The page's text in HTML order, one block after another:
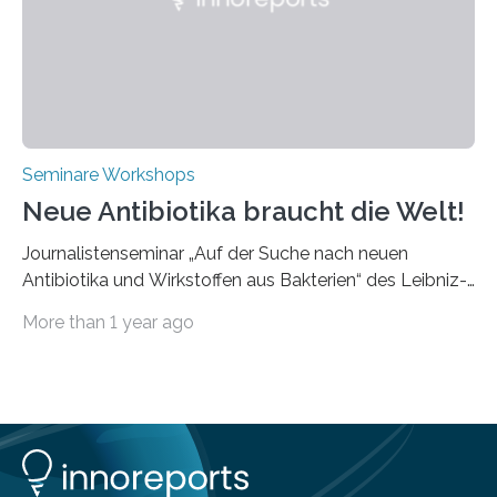
Seminare Workshops
Neue Antibiotika braucht die Welt!
Journalistenseminar „Auf der Suche nach neuen
Antibiotika und Wirkstoffen aus Bakterien“ des Leibniz-
2024. Eine zunehmende und besorgniserregende
Arbeitsgruppen von Wissenschaftlern sind weltweit auf
der Suche nach neuen Antibiotika. In diesem Bereich
forschen auch die Mitarbeitenden der Abteilung
More than 1 year ago